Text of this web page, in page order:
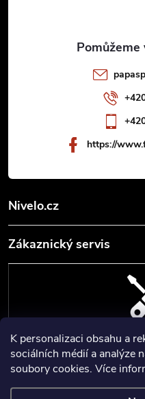
K personalizaci obsahu a
sociálních médií a analýze
soubory cookies. Více
Nivelo.cz
Zákaznický servis
https://
SERVIS,
Zajišťujeme servisní a